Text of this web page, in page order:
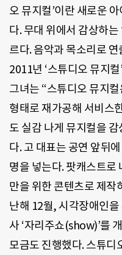
오 뮤지컬’이란 새로운
다. 무대 위에서 감상하는
르다. 음악과 목소리로 연
2011년 ‘스튜디오 뮤지
그녀는 “스튜디오 뮤지
형태로 재가공해 서비스
도 실감 나게 뮤지컬을
다. 고 대표는 공연 앞뒤
명을 넣는다. 팟캐스트로
만을 위한 콘텐츠로 제작
난해 12월, 시각장애인
사 ‘자리주쇼(show)’를
모금도 진행했다. 스튜디